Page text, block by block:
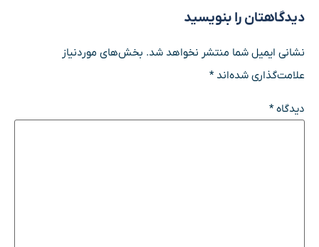
دیدگاهتان را بنویسید
نشانی ایمیل شما منتشر نخواهد شد. بخش‌های موردنیاز
علامت‌گذاری شده‌اند*
دیدگاه*